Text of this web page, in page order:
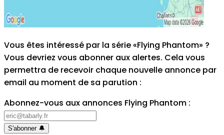
Vous êtes intéressé par la série «Flying Phantom» ?
Vous devriez vous abonner aux alertes. Cela vous
permettra de recevoir chaque nouvelle annonce par
email au moment de sa parution :
Abonnez-vous aux annonces Flying Phantom :
S'abonner 🔔